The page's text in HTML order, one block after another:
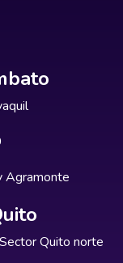
Agramonte
Quito norte